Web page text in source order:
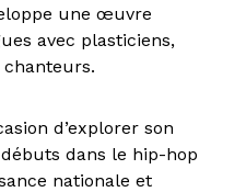
une œuvre
avec plasticiens,
d’explorer son
dans le hip-hop
nationale et